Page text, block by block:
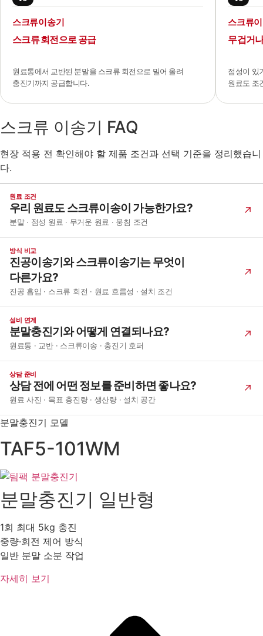
스크류이송기
스크류 회전으로 공급
원료통에서 교반된 분말을 스크류 회전으로 밀어 올려
충진기까지 공급합니다.
스크류
무겁거
점성이 있
원료도 조
스크류 이송기 FAQ
현장 적용 전 확인해야 할 제품 조건과 선택 기준을 정리했습니
다.
원료 조건
우리 원료도 스크류이송이 가능한가요?
분말 · 점성 원료 · 무거운 원료 · 뭉침 조건
방식 비교
진공이송기와 스크류이송기는 무엇이
다른가요?
진공 흡입 · 스크류 회전 · 원료 흐름성 · 설치 조건
설비 연계
분말충진기와 어떻게 연결되나요?
원료통 · 교반 · 스크류이송 · 충진기 호퍼
상담 준비
상담 전에 어떤 정보를 준비하면 좋나요?
원료 사진 · 목표 충진량 · 생산량 · 설치 공간
분말충진기 모델
TAF5-101WM
분말충진기 일반형
1회 최대 5kg 충진
중량·회전 제어 방식
일반 분말 소분 작업
자세히 보기